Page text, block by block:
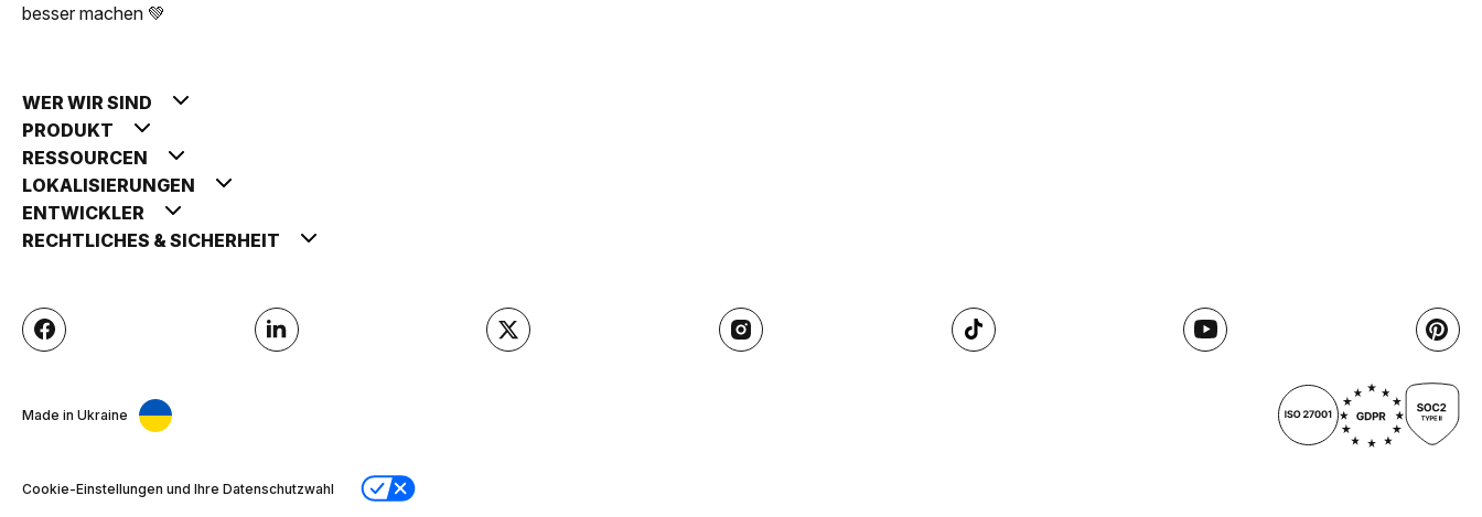
besser machen 💚
WER WIR SIND
PRODUKT
RESSOURCEN
LOKALISIERUNGEN
ENTWICKLER
RECHTLICHES & SICHERHEIT
Made in Ukraine
Cookie-Einstellungen und Ihre Datenschutzwahl